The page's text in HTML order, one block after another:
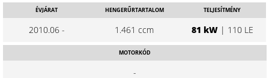
ÉVJÁRAT
2010.06 -
HENGERŰRTARTALOM
1.461 ccm
TELJESÍTMÉNY
81 kW| 110 LE
MOTORKÓD
-